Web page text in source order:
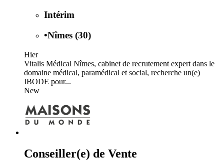
Intérim
•Nîmes (30)
Hier
Vitalis Médical Nîmes, cabinet de recrutement expert dans le
domaine médical, paramédical et social, recherche un(e)
IBODE pour...
New
Conseiller(e) de Vente